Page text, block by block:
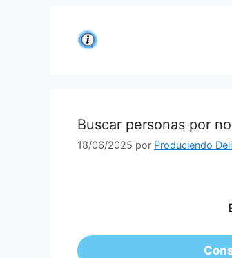
Buscar personas por
18/06/2025 por Produciendo